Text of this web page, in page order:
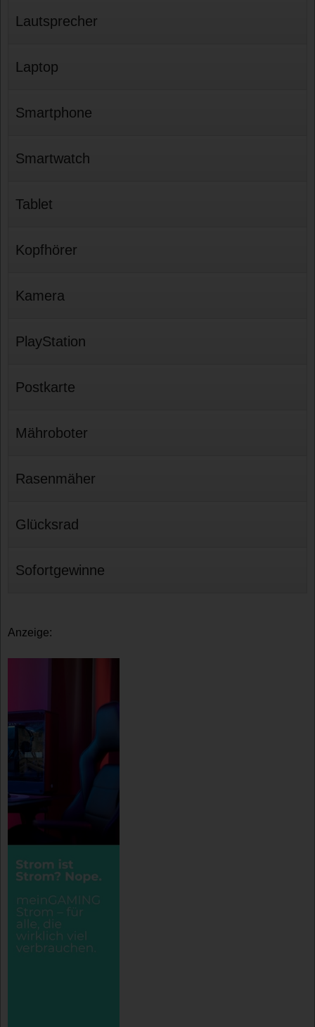
Lautsprecher
Laptop
Smartphone
Smartwatch
Tablet
Kopfhörer
Kamera
PlayStation
Postkarte
Mähroboter
Rasenmäher
Glücksrad
Sofortgewinne
Anzeige: